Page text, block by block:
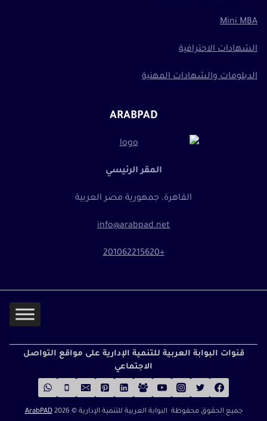
Mini MBA
الشهادات الاحترافية
الدبلومات والشهادات المهنية
ARABPAD
المقر الرئيسي
القاهرة، جمهورية مصر العربية
info@arabpad.net
+201062215620
جميع الحقوق محفوظة البوابة العربية للتنمية الإدارية © ArabPAD2026
قنوات البوابة العربية للتنمية الإدارية على مواقع التواصل
الاجتماعي